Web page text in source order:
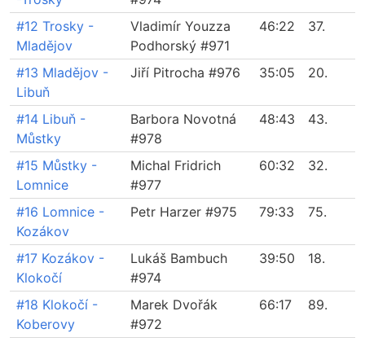
#12 Trosky -
Mladějov
Vladimír Youzza
Podhorský #971
46:22 37.
#13 Mladějov -
Libuň
Jiří Pitrocha #976 35:05 20.
#14 Libuň -
Můstky
Barbora Novotná
#978
48:43 43.
#15 Můstky -
Lomnice
Michal Fridrich
#977
60:32 32.
#16 Lomnice -
Kozákov
Petr Harzer #975 79:33 75.
#17 Kozákov -
Klokočí
Lukáš Bambuch
#974
39:50 18.
#18 Klokočí -
Koberovy
Marek Dvořák
#972
66:17 89.